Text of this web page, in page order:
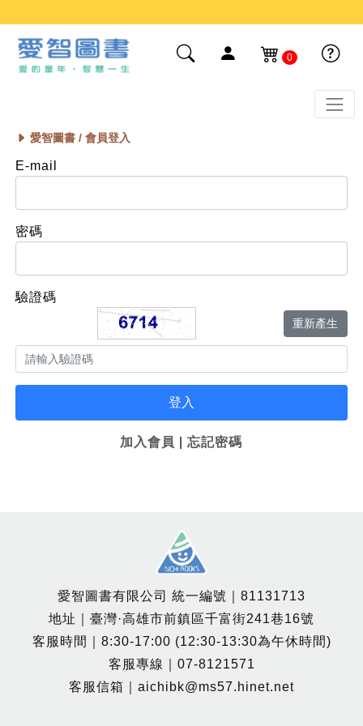
0
愛智圖書 / 會員登入
E-mail
密碼
驗證碼
重新產生
登入
加入會員 |忘記密碼
愛智圖書有限公司 統一編號｜81131713
地址｜臺灣·高雄市前鎮區千富街241巷16號
客服時間｜8:30-17:00 (12:30-13:30為午休時間)
客服專線｜07-8121571
客服信箱｜aichibk@ms57.hinet.net